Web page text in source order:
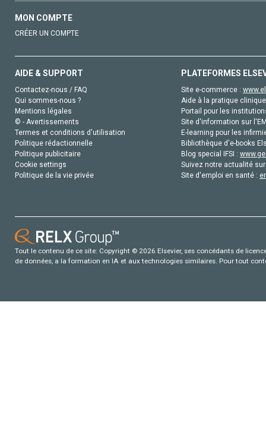
MON COMPTE
CRÉER UN COMPTE
AIDE & SUPPORT
Contactez-nous / FAQ
Qui sommes-nous ?
Mentions légales
© - Avertissements
Termes et conditions d'utilisation
Politique rédactionnelle
Politique publicitaire
Cookie settings
Politique de la vie privée
PLATEFORMES
Site e-commerce :
Aide à la pratique
Portail pour les
Site d'information sur
E-learning pour les
Bibliothèque d'e-books
Blog special IFSI :
Suivez notre actualité
Site d'emploi en santé :
Tout le contenu de ce site: Copyright © 2026 Elsevier, ses concédants de
de données, a la formation en IA et aux technologies similaires. Pour tout